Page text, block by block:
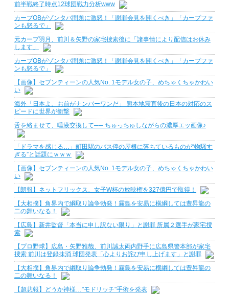
前半戦終了時点12球団戦力分析www
カープOBがゾンタバ問題に激怒！「謝罪会見を開くべき」「カープファ
ンも怒るで」
元カープ羽月、前川＆矢野の家宅捜索後に「諸事情により配信はお休み
します」
カープOBがゾンタバ問題に激怒！「謝罪会見を開くべき」「カープファ
ンも怒るで」
【画像】セブンティーンの人気No. 1モデル女の子、めちゃくちゃかわい
い
海外「日本よ、お前がナンバーワンだ」 熊本地震直後の日本の対応のス
ピードに世界が衝撃
舌を絡ませて、唾液交換して── ちゅっちゅしながらの濃厚エッ画像♪
「ドラマを感じる…」町田駅のバス停の屋根に落ちているものが“物騒す
ぎる”と話題にｗｗｗ
【画像】セブンティーンの人気No. 1モデル女の子、めちゃくちゃかわい
い
【朗報】ネットフリックス、女子W杯の放映権を327億円で取得！
【大相撲】角界内で綱取り論争勃発！霧島を安易に横綱しては豊昇龍の
二の舞いなる！
【広島】新井監督「本当に申し訳ない限り」と謝罪 所属２選手が家宅捜
索
【プロ野球】広島・矢野雅哉、前川誠太両内野手に広島県警本部が家宅
捜索 前川は登録抹消 球団発表「心よりお詫び申し上げます」と謝罪
【大相撲】角界内で綱取り論争勃発！霧島を安易に横綱しては豊昇龍の
二の舞いなる！
【超悲報】どうか神様…"モドリッチ"手術を発表